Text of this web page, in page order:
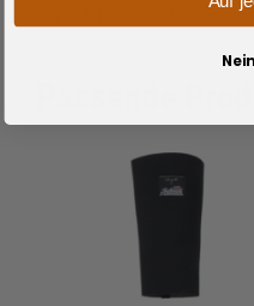
von Gewichthebergürteln erworben.